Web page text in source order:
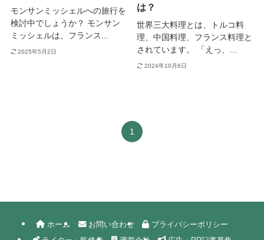
モンサンミッシェルへの旅行を
検討中でしょうか？ モンサン
ミッシェルは、フランス...
2025年5月2日
は？
世界三大料理とは、トルコ料
理、中国料理、フランス料理と
されています。 「えっ、...
2024年10月6日
1
ホーム お問い合わせ
プライバシーポリシー